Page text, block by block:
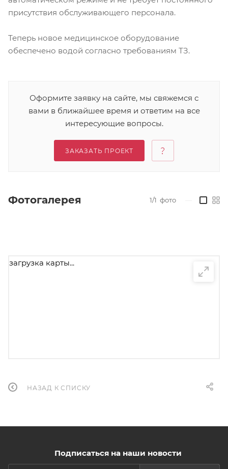
присутствия обслуживающего персонала.
Теперь новое медицинское оборудование
обеспечено водой согласно требованиям ТЗ.
Оформите заявку на сайте, мы свяжемся с
вами в ближайшее время и ответим на все
интересующие вопросы.
ЗАКАЗАТЬ ПРОЕКТ
Фотогалерея 1/1 фото
загрузка карты...
НАЗАД К СПИСКУ
Подписаться на наши новости